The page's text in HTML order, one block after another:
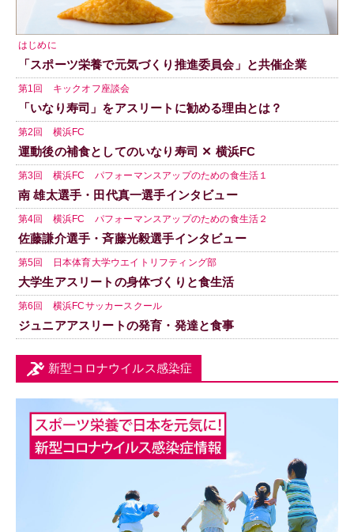
はじめに
「スポーツ栄養で元気づくり推進委員会」と共催企業
第1回 キックオフ座談会
「いなり寿司」をアスリートに勧める理由とは？
第2回 横浜FC
運動後の補食としてのいなり寿司 ✕ 横浜FC
第3回 横浜FC パフォーマンスアップのための食生活１
南 雄太選手・田代真一選手インタビュー
第4回 横浜FC パフォーマンスアップのための食生活２
佐藤謙介選手・斉藤光毅選手インタビュー
第5回 日本体育大学ウエイトリフティング部
大学生アスリートの身体づくりと食生活
第6回 横浜FCサッカースクール
ジュニアアスリートの発育・発達と食事
新型コロナウイルス感染症